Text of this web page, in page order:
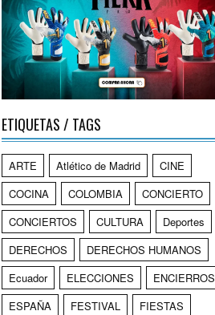
ETIQUETAS / TAGS
ARTE Atlético de Madrid
CINE
COCINA
COLOMBIA
CONCIERTO
CONCIERTOS
CULTURA
Deportes
DERECHOS
DERECHOS HUMANOS
Ecuador
ELECCIONES
ENCIERROS
ESPAÑA
FESTIVAL
FIESTAS